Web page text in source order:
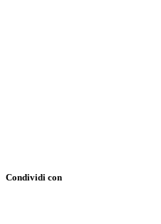
Condividi con